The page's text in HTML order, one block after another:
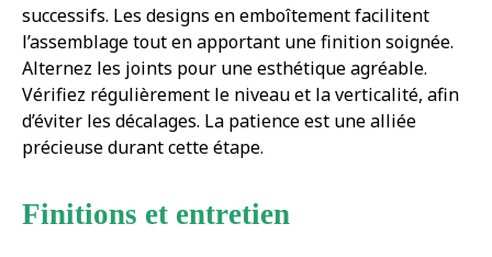
successifs. Les designs en emboîtement facilitent
l’assemblage tout en apportant une finition soignée.
Alternez les joints pour une esthétique agréable.
Vérifiez régulièrement le niveau et la verticalité, afin
d’éviter les décalages. La patience est une alliée
précieuse durant cette étape.
Finitions et entretien